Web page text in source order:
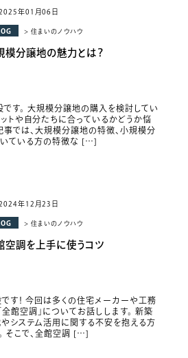
年01月06日
> 住まいのノウハウ
模分譲地の魅力とは？
です。 大規模分譲地の購入を検討してい
トや自分たちに合っているかどうか悩
事では、大規模分譲地の特徴、小規模分
いている方の特徴な […]
年12月23日
> 住まいのノウハウ
空調を上手に使うコツ
す！ 今回は多くの住宅メーカーや工務
館空調」についてお話しします。 新築
やシステム活用に関する不安を抱える方
そこで、全館空調 […]